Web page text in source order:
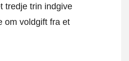
tredje trin indgive
om voldgift fra et